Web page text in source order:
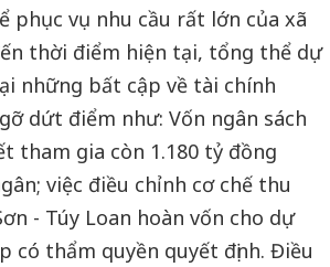
phục vụ nhu cầu rất lớn của xã
thời điểm hiện tại, tổng thể dự
những bất cập về tài chính
dứt điểm như: Vốn ngân sách
tham gia còn 1.180 tỷ đồng
việc điều chỉnh cơ chế thu
- Túy Loan hoàn vốn cho dự
có thẩm quyền quyết định. Điều